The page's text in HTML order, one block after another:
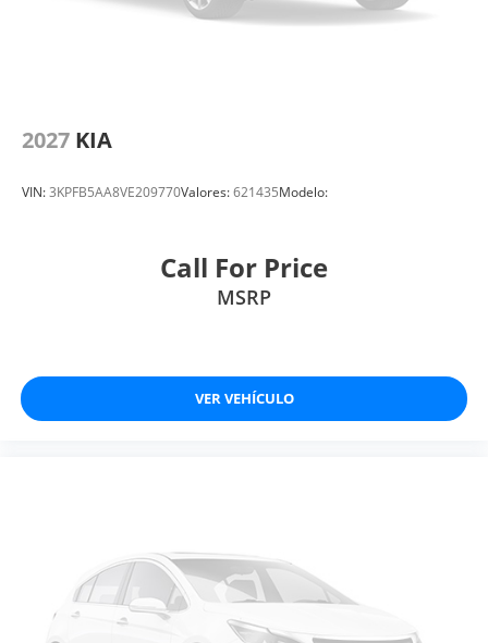
2027 KIA
VIN:3KPFB5AA8VE209770Valores:621435Modelo:
Call For Price
MSRP
VER VEHÍCULO